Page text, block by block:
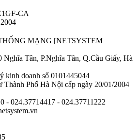
CA
MẠNG [NETSYSTEM
Tân, P.Nghĩa Tân, Q.Cầu Giấy, Hà
kinh doanh số 0101445044
Thành Phố Hà Nội cấp ngày 20/01/2004
- 024.37714417 - 024.37711222